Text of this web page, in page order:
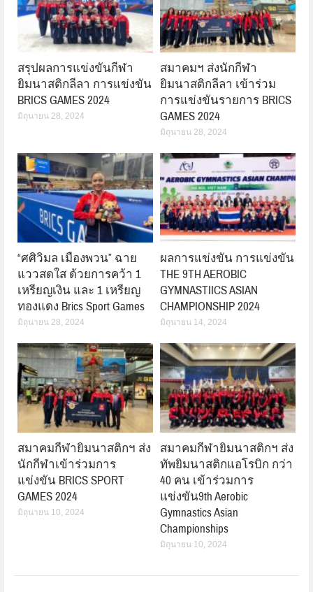
สรุปผลการแข่งขันกีฬา
ยิมนาสติกลีลา การแข่งขัน
BRICS GAMES 2024
มิถุนายน 28, 2024
สมาคมฯ ส่งนักกีฬา
ยิมนาสติกลีลา เข้าร่วม
การแข่งขันรายการ BRICS
GAMES 2024
มิถุนายน 28, 2024
“ศศิวิมล เมืองพวน” ฉาย
แววสดใส ด้วยการคว้า 1
เหรียญเงิน และ 1 เหรียญ
ทองแดง Brics Sport Games
มิถุนายน 28, 2024
ผลการแข่งขัน การแข่งขัน
THE 9TH AEROBIC
GYMNASTIICS ASIAN
CHAMPIONSHIP 2024
มิถุนายน 14, 2024
สมาคมกีฬายิมนาสติกฯ ส่ง
นักกีฬาเข้าร่วมการ
แข่งขัน BRICS SPORT
GAMES 2024
มิถุนายน 10, 2024
สมาคมกีฬายิมนาสติกฯ ส่ง
ทัพยิมนาสติกแอโรบิก กว่า
40 คน เข้าร่วมการ
แข่งขัน9th Aerobic
Gymnastics Asian
Championships
มิถุนายน 10, 2024